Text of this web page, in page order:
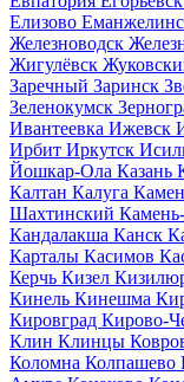
Елизово
Железноводск
Жигулёвск
Заречный Заринск
Зеленокумск
Ивантеевка Ижевск
Ирбит Иркутск
Йошкар-Ола Казань
Калтан Калуга
Шахтинский
Кандалакша Канск
Карталы Касимов
Керчь Кизел
Кинель Кинешма
Кировград Кирово-
Клин Клинцы
Коломна Колпашево